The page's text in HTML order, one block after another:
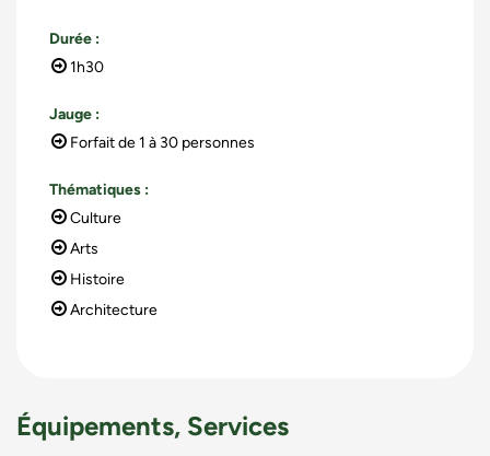
Durée :
1h30
Jauge :
Forfait de 1 à 30 personnes
Thématiques :
Culture
Arts
Histoire
Architecture
Équipements, Services